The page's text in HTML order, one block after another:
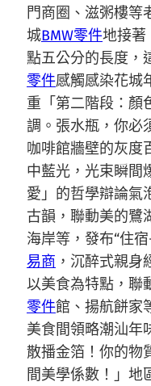
門商圈、滋粥樓等
城BMW零件地接著
點五公分的長度，
零件感觸感染花城
重「第二階段：顏
調。張水瓶，你必
咖啡館牆壁的灰度
中藍光，光束瞬間
愛」的哲學辯論氣
古韻，聯動美的鷺
海岸等，發布“住
易商 ，沉醉式親
以美食為特點，聯
零件館、揚航餅家
美食間領略潮汕年
散播金箔！你的物
間美學係數！」地